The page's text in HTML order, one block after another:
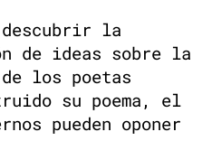
descubrir la
de ideas sobre la
los poetas
su poema, el
pueden oponer